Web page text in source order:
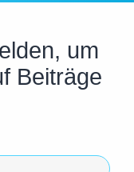
um
Beiträge